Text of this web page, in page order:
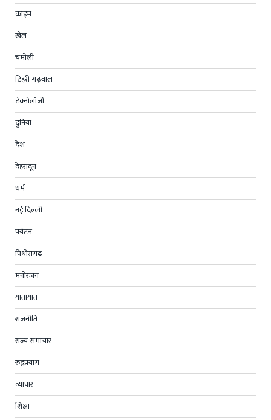
क्राइम
खेल
चमोली
टिहरी गढ़वाल
टेक्नोलॉजी
दुनिया
देश
देहरादून
धर्म
नई दिल्ली
पर्यटन
पिथोरागढ़
मनोरंजन
यातायात
राजनीति
राज्य समाचार
रुद्रप्रयाग
व्यापार
शिक्षा